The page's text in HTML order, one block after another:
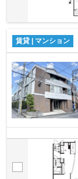
賃貸 | マンション